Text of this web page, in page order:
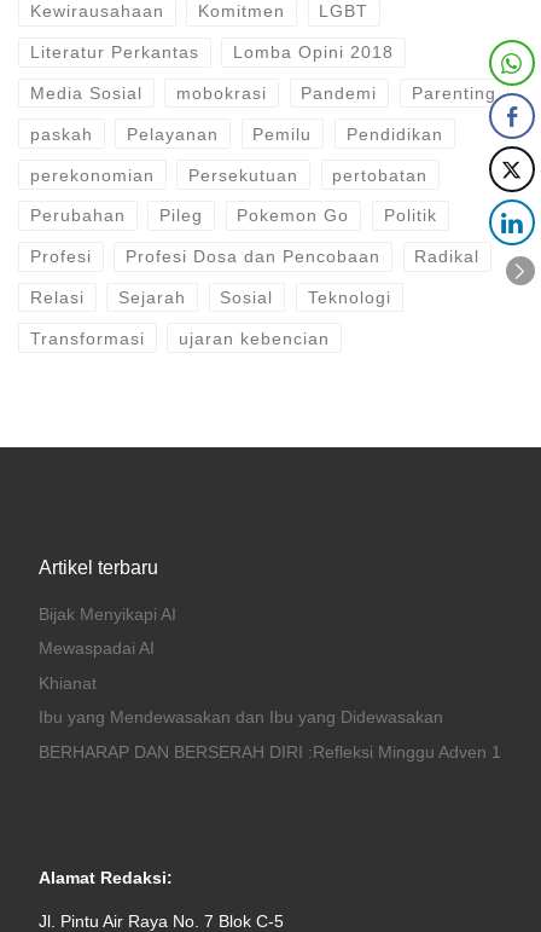
Kewirausahaan Komitmen LGBT
Literatur Perkantas Lomba Opini 2018
Media Sosial mobokrasi Pandemi Parenting
paskah Pelayanan Pemilu Pendidikan
perekonomian Persekutuan pertobatan
Perubahan Pileg Pokemon Go Politik
Profesi Profesi Dosa dan Pencobaan Radikal
Relasi Sejarah Sosial Teknologi
Transformasi ujaran kebencian
Artikel terbaru
Bijak Menyikapi AI
Mewaspadai AI
Khianat
Ibu yang Mendewasakan dan Ibu yang Didewasakan
BERHARAP DAN BERSERAH DIRI :Refleksi Minggu Adven 1
Alamat Redaksi:
Jl. Pintu Air Raya No. 7 Blok C-5